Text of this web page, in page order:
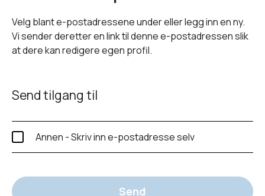
Velg blant e-postadressene under eller legg inn en ny.
Vi sender deretter en link til denne e-postadressen slik
at dere kan redigere egen profil.
Send tilgang til
Annen - Skriv inn e-postadresse selv
Send